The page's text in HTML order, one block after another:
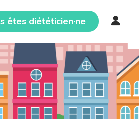
êtes diététicien·ne